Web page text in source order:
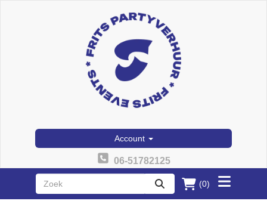
Account
06-51782125
zoeken
(0)
Toggle
menu